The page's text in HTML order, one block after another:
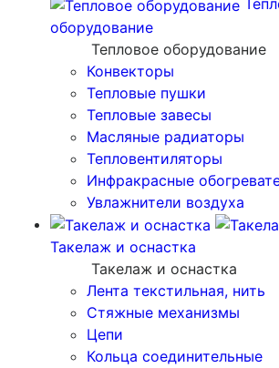
оборудование
Тепловое оборудование
Конвекторы
Тепловые пушки
Тепловые завесы
Масляные радиаторы
Тепловентиляторы
Инфракрасные
Увлажнители воздуха
Такелаж и оснастка
Такелаж и оснастка
Лента текстильная, нить
Стяжные механизмы
Цепи
Кольца соединительные